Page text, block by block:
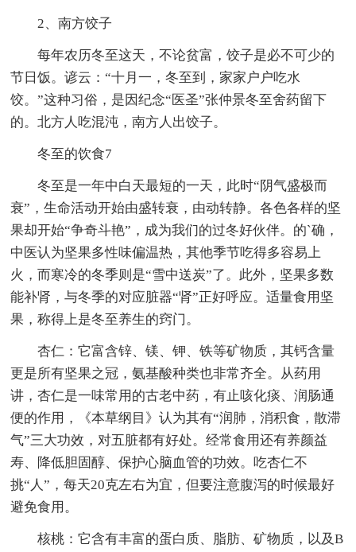
2、南方饺子
每年农历冬至这天，不论贫富，饺子是必不可少的
节日饭。谚云：“十月一，冬至到，家家户户吃水
饺。”这种习俗，是因纪念“医圣”张仲景冬至舍药留下
的。北方人吃混沌，南方人出饺子。
冬至的饮食7
冬至是一年中白天最短的一天，此时“阴气盛极而
衰”，生命活动开始由盛转衰，由动转静。各色各样的坚
果却开始“争奇斗艳”，成为我们的过冬好伙伴。的`确，
中医认为坚果多性味偏温热，其他季节吃得多容易上
火，而寒冷的冬季则是“雪中送炭”了。此外，坚果多数
能补肾，与冬季的对应脏器“肾”正好呼应。适量食用坚
果，称得上是冬至养生的窍门。
杏仁：它富含锌、镁、钾、铁等矿物质，其钙含量
更是所有坚果之冠，氨基酸种类也非常齐全。从药用
讲，杏仁是一味常用的古老中药，有止咳化痰、润肠通
便的作用，《本草纲目》认为其有“润肺，消积食，散滞
气”三大功效，对五脏都有好处。经常食用还有养颜益
寿、降低胆固醇、保护心脑血管的功效。吃杏仁不
挑“人”，每天20克左右为宜，但要注意腹泻的时候最好
避免食用。
核桃：它含有丰富的蛋白质、脂肪、矿物质，以及B